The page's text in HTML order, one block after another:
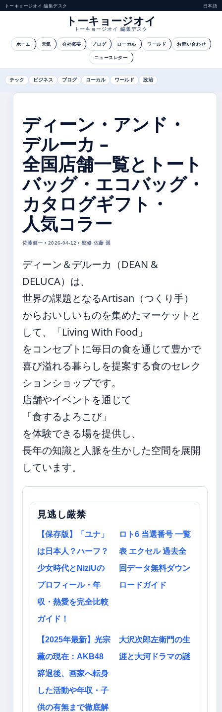
トーキョージオイ 編集デスク 日本語
トーキョージオイ
トーキョージオイ 編集デスク
ホーム 天気 会社概要 ブログ ローカル ワールド お問い合わせ
ニュースレター
テック ビジネス ブログ ローカル ワールド 政治
ディーン・アンド・
デルーカ –
全国店舗一覧とトート
バッグ・エコバッグ・
カタログギフト・
人気コラー
佐藤健一 • 2026-04-12 • 監修 佐藤 遥
ディーン＆デルーカ（DEAN &
DELUCA）は、
世界の課題となるArtisan（つくり手）
からおいしいものを集めたマーケットと
して、「Living With Food」
をコンセプトに毎日の食を通じて豊かで
喜び溢れる暮らしを提案する食のセレク
ションショップです。
店舗やイベントを通じて
「食するよろこび」
を体験できる場を提供し、
長年の知識と人脈を生かした空間を展開
しています。
見逃し厳禁
【保存版】「ユナ」
は日本人？ハーフ？
少女時代とNiziUの
プロフィール・年
収・熱愛を完全比較
ガイド！
ロト6 当選番号 一覧
表 エクセル 過去全
回データ無料ダウン
ロードガイド
【2025年最新】光宗
薫の現在：AKB48
辞退後、画家へ転身
した活動や年収・子
供の有無まで徹底解
大沢次郎左衛門の生
涯と大河ドラマの謎